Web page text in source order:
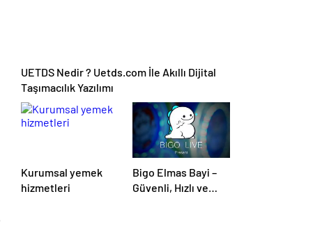
UETDS Nedir ? Uetds.com İle Akıllı Dijital
Taşımacılık Yazılımı
Kurumsal yemek
hizmetleri
Bigo Elmas Bayi –
Güvenli, Hızlı ve